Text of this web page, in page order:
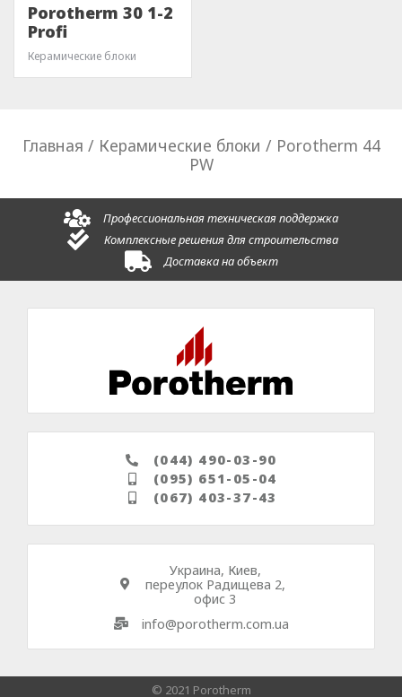
Porotherm 30 1-2
Profi
Керамические блоки
Главная / Керамические блоки / Porotherm 44
PW
Профессиональная техническая поддержка
Комплексные решения для строительства
Доставка на объект
(044) 490-03-90
(095) 651-05-04
(067) 403-37-43
Украина, Киев,
переулок Радищева 2,
офис 3
info@porotherm.com.ua
© 2021 Porotherm